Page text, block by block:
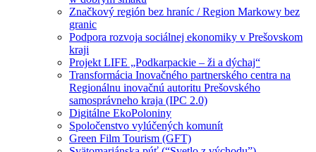
Značkový región bez hraníc / Region Markowy bez
granic
Podpora rozvoja sociálnej ekonomiky v Prešovskom
kraji
Projekt LIFE „Podkarpackie – ži a dýchaj“
Transformácia Inovačného partnerského centra na
Regionálnu inovačnú autoritu Prešovského
samosprávneho kraja (IPC 2.0)
Digitálne EkoPoloniny
Spoločenstvo vylúčených komunít
Green Film Tourism (GFT)